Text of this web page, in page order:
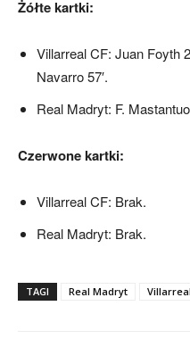
Żółte kartki:
Villarreal CF: Juan Foyth
Navarro 57′.
Real Madryt: F.
Czerwone kartki:
Villarreal CF: Brak.
Real Madryt: Brak.
TAGI Real Madryt